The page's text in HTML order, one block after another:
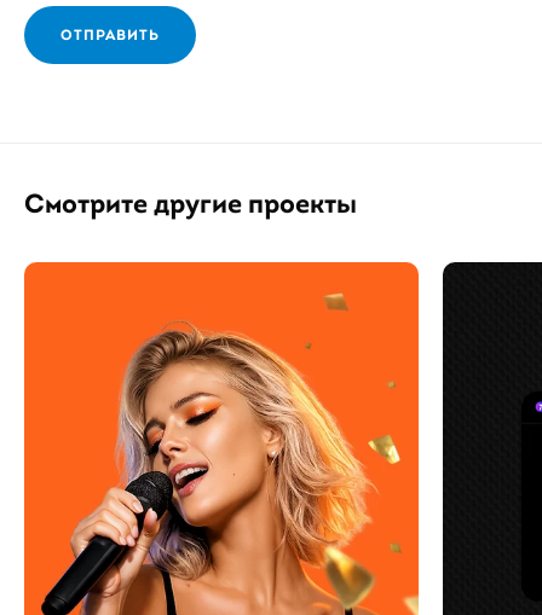
ОТПРАВИТЬ
Смотрите другие проекты